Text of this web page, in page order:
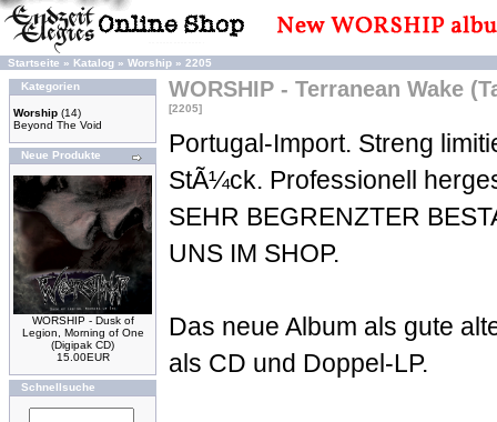
Startseite » Katalog » Worship » 2205
Kategorien
Worship (14)
Beyond The Void
Neue Produkte
WORSHIP - Dusk of
Legion, Morning of One
(Digipak CD)
15.00EUR
Schnellsuche
WORSHIP - Terranean Wake
[2205]
Portugal-Import. Streng
StÃ¼ck. Professionell
SEHR BEGRENZTER
UNS IM SHOP.
Das neue Album als gute
als CD und Doppel-LP.